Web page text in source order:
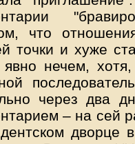
что
точки и хуже
явно нечем,
через два
– на сей
дворце